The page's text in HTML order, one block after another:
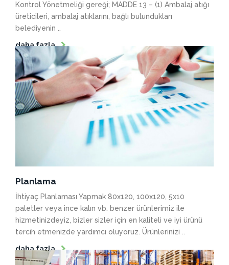
Kontrol Yönetmeliği gereği; MADDE 13 – (1) Ambalaj atığı
üreticileri, ambalaj atıklarını, bağlı bulundukları
belediyenin ..
daha fazla
Planlama
İhtiyaç Planlaması Yapmak 80x120, 100x120, 5x10
paletler veya ince kalın vb. benzer ürünlerimiz ile
hizmetinizdeyiz, bizler sizler için en kaliteli ve iyi ürünü
tercih etmenizde yardımcı oluyoruz. Ürünlerinizi ..
daha fazla